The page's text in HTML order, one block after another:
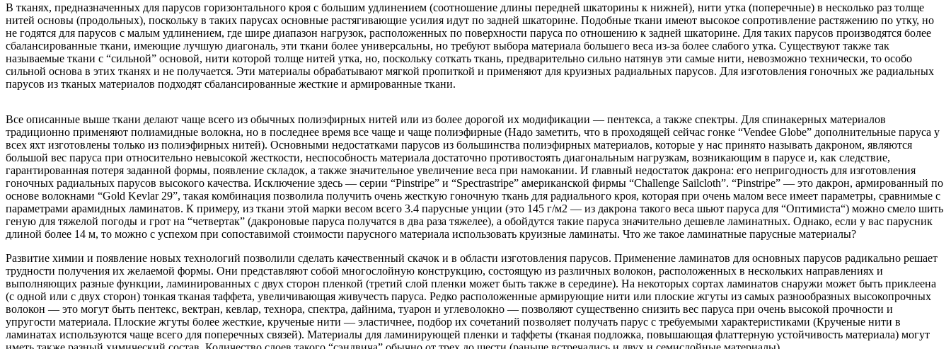
В тканях, предназначенных для парусов горизонтального кроя с большим удлинением (соотношение длины передней шкаторины к нижней), нити утка (поперечные) в несколько раз толще
нитей основы (продольных), поскольку в таких парусах основные растягивающие усилия идут по задней шкаторине. Подобные ткани имеют высокое сопротивление растяжению по утку, но
не годятся для парусов с малым удлинением, где шире диапазон нагрузок, расположенных по поверхности паруса по отношению к задней шкаторине. Для таких парусов производятся более
сбалансированные ткани, имеющие лучшую диагональ, эти ткани более универсальны, но требуют выбора материала большего веса из-за более слабого утка. Существуют также так
называемые ткани с “сильной” основой, нити которой толще нитей утка, но, поскольку соткать ткань, предварительно сильно натянув эти самые нити, невозможно технически, то особо
сильной основа в этих тканях и не получается. Эти материалы обрабатывают мягкой пропиткой и применяют для круизных радиальных парусов. Для изготовления гоночных же радиальных
парусов из тканых материалов подходят сбалансированные жесткие и армированные ткани.
Все описанные выше ткани делают чаще всего из обычных полиэфирных нитей или из более дорогой их модификации — пентекса, а также спектры. Для спинакерных материалов
традиционно применяют полиамидные волокна, но в последнее время все чаще и чаще полиэфирные (Надо заметить, что в проходящей сейчас гонке “Vendee Globe” дополнительные паруса у
всех яхт изготовлены только из полиэфирных нитей). Основными недостатками парусов из большинства полиэфирных материалов, которые у нас принято называть дакроном, являются
большой вес паруса при относительно невысокой жесткости, неспособность материала достаточно противостоять диагональным нагрузкам, возникающим в парусе и, как следствие,
гарантированная потеря заданной формы, появление складок, а также значительное увеличение веса при намокании. И главный недостаток дакрона: его непригодность для изготовления
гоночных радиальных парусов высокого качества. Исключение здесь — серии “Pinstripe” и “Spectrastripe” американской фирмы “Challenge Sailcloth”. “Pinstripe” — это дакрон, армированный по
основе волокнами “Gold Kevlar 29”, такая комбинация позволила получить очень жесткую гоночную ткань для радиального кроя, которая при очень малом весе имеет параметры, сравнимые с
параметрами арамидных ламинатов. К примеру, из ткани этой марки весом всего 3.4 парусные унции (это 145 г/м2 — из дакрона такого веса шьют паруса для “Оптимиста“) можно смело шить
геную для тяжелой погоды и грот на “четвертак” (дакроновые паруса получатся в два раза тяжелее), а обойдутся такие паруса значительно дешевле ламинатных. Однако, если у вас парусник
длиной более 14 м, то можно с успехом при сопоставимой стоимости парусного материала использовать круизные ламинаты. Что же такое ламинатные парусные материалы?
Развитие химии и появление новых технологий позволили сделать качественный скачок и в области изготовления парусов. Применение ламинатов для основных парусов радикально решает
трудности получения их желаемой формы. Они представляют собой многослойную конструкцию, состоящую из различных волокон, расположенных в нескольких направлениях и
выполняющих разные функции, ламинированных с двух сторон пленкой (третий слой пленки может быть также в середине). На некоторых сортах ламинатов снаружи может быть приклеена
(с одной или с двух сторон) тонкая тканая таффета, увеличивающая живучесть паруса. Редко расположенные армирующие нити или плоские жгуты из самых разнообразных высокопрочных
волокон — это могут быть пентекс, вектран, кевлар, технора, спектра, дайнима, туарон и углеволокно — позволяют существенно снизить вес паруса при очень высокой прочности и
упругости материала. Плоские жгуты более жесткие, крученые нити — эластичнее, подбор их сочетаний позволяет получать парус с требуемыми характеристиками (Крученые нити в
ламинатах используются чаще всего для поперечных связей). Материалы для ламинирующей пленки и таффеты (тканая подложка, повышающая флаттерную устойчивость материала) могут